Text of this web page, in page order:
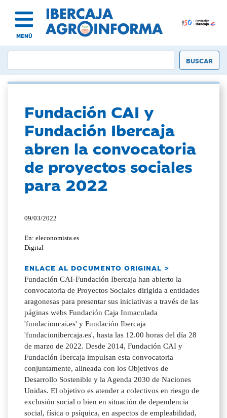
MENÚ
Fundación CAI y
Fundación Ibercaja
abren la convocatoria
de proyectos sociales
para 2022
09/03/2022
En: eleconomista.es
Digital
ENLACE AL DOCUMENTO ORIGINAL >
Fundación CAI-Fundación Ibercaja han abierto la
convocatoria de Proyectos Sociales dirigida a entidades
aragonesas para presentar sus iniciativas a través de las
páginas webs Fundación Caja Inmaculada
'fundacioncai.es' y Fundación Ibercaja
'fundacionibercaja.es', hasta las 12.00 horas del día 28
de marzo de 2022. Desde 2014, Fundación CAI y
Fundación Ibercaja impulsan esta convocatoria
conjuntamente, alineada con los Objetivos de
Desarrollo Sostenible y la Agenda 2030 de Naciones
Unidas. El objetivo es atender a colectivos en riesgo de
exclusión social o bien en situación de dependencia
social, física o psíquica, en aspectos de empleabilidad,